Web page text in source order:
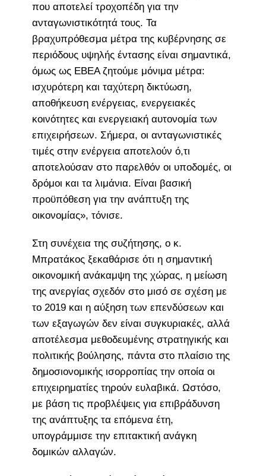
που αποτελεί τροχοπέδη για την
ανταγωνιστικότητά τους. Τα
βραχυπρόθεσμα μέτρα της κυβέρνησης σε
περιόδους υψηλής έντασης είναι σημαντικά,
όμως ως ΕΒΕΑ ζητούμε μόνιμα μέτρα:
ισχυρότερη και ταχύτερη δικτύωση,
αποθήκευση ενέργειας, ενεργειακές
κοινότητες και ενεργειακή αυτονομία των
επιχειρήσεων. Σήμερα, οι ανταγωνιστικές
τιμές στην ενέργεια αποτελούν ό,τι
αποτελούσαν στο παρελθόν οι υποδομές, οι
δρόμοι και τα λιμάνια. Είναι βασική
προϋπόθεση για την ανάπτυξη της
οικονομίας», τόνισε.
Στη συνέχεια της συζήτησης, ο κ.
Μπρατάκος ξεκαθάρισε ότι η σημαντική
οικονομική ανάκαμψη της χώρας, η μείωση
της ανεργίας σχεδόν στο μισό σε σχέση με
το 2019 και η αύξηση των επενδύσεων και
των εξαγωγών δεν είναι συγκυριακές, αλλά
αποτέλεσμα μεθοδευμένης στρατηγικής και
πολιτικής βούλησης, πάντα στο πλαίσιο της
δημοσιονομικής ισορροπίας την οποία οι
επιχειρηματίες τηρούν ευλαβικά. Ωστόσο,
με βάση τις προβλέψεις για επιβράδυνση
της ανάπτυξης τα επόμενα έτη,
υπογράμμισε την επιτακτική ανάγκη
δομικών αλλαγών.